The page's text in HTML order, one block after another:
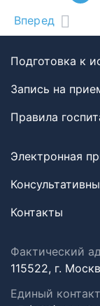
Вперед
Подготовка к
Запись на
Правила
Электронная
Контакты
Фактический
115522, г.
Единый